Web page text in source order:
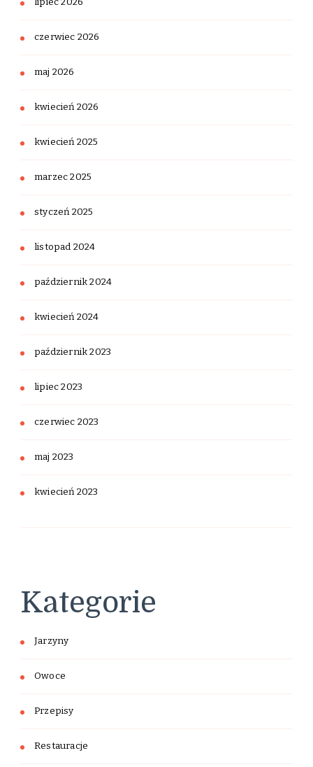
czerwiec 2026
maj 2026
kwiecień 2026
kwiecień 2025
marzec 2025
styczeń 2025
listopad 2024
październik 2024
kwiecień 2024
październik 2023
lipiec 2023
czerwiec 2023
maj 2023
kwiecień 2023
Kategorie
Jarzyny
Owoce
Przepisy
Restauracje